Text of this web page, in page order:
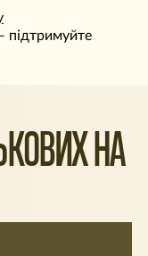
підтримуйте
НА